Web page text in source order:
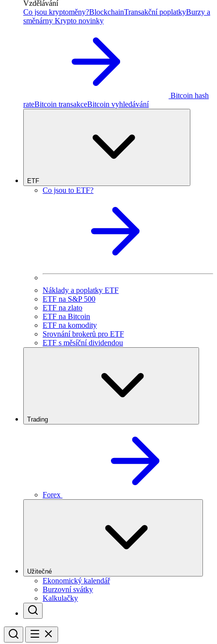
Vzdělávání
Co jsou kryptoměny?BlockchainTransakční poplatkyBurzy a
směnárny Krypto novinky
Bitcoin hash
rateBitcoin transakceBitcoin vyhledávání
ETF
Co jsou to ETF?
Náklady a poplatky ETF
ETF na S&P 500
ETF na zlato
ETF na Bitcoin
ETF na komodity
Srovnání brokerů pro ETF
ETF s měsíční dividendou
Trading
Forex
Užitečné
Ekonomický kalendář
Burzovní svátky
Kalkulačky